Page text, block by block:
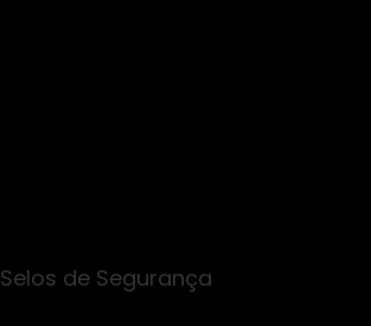
Selos de Segurança